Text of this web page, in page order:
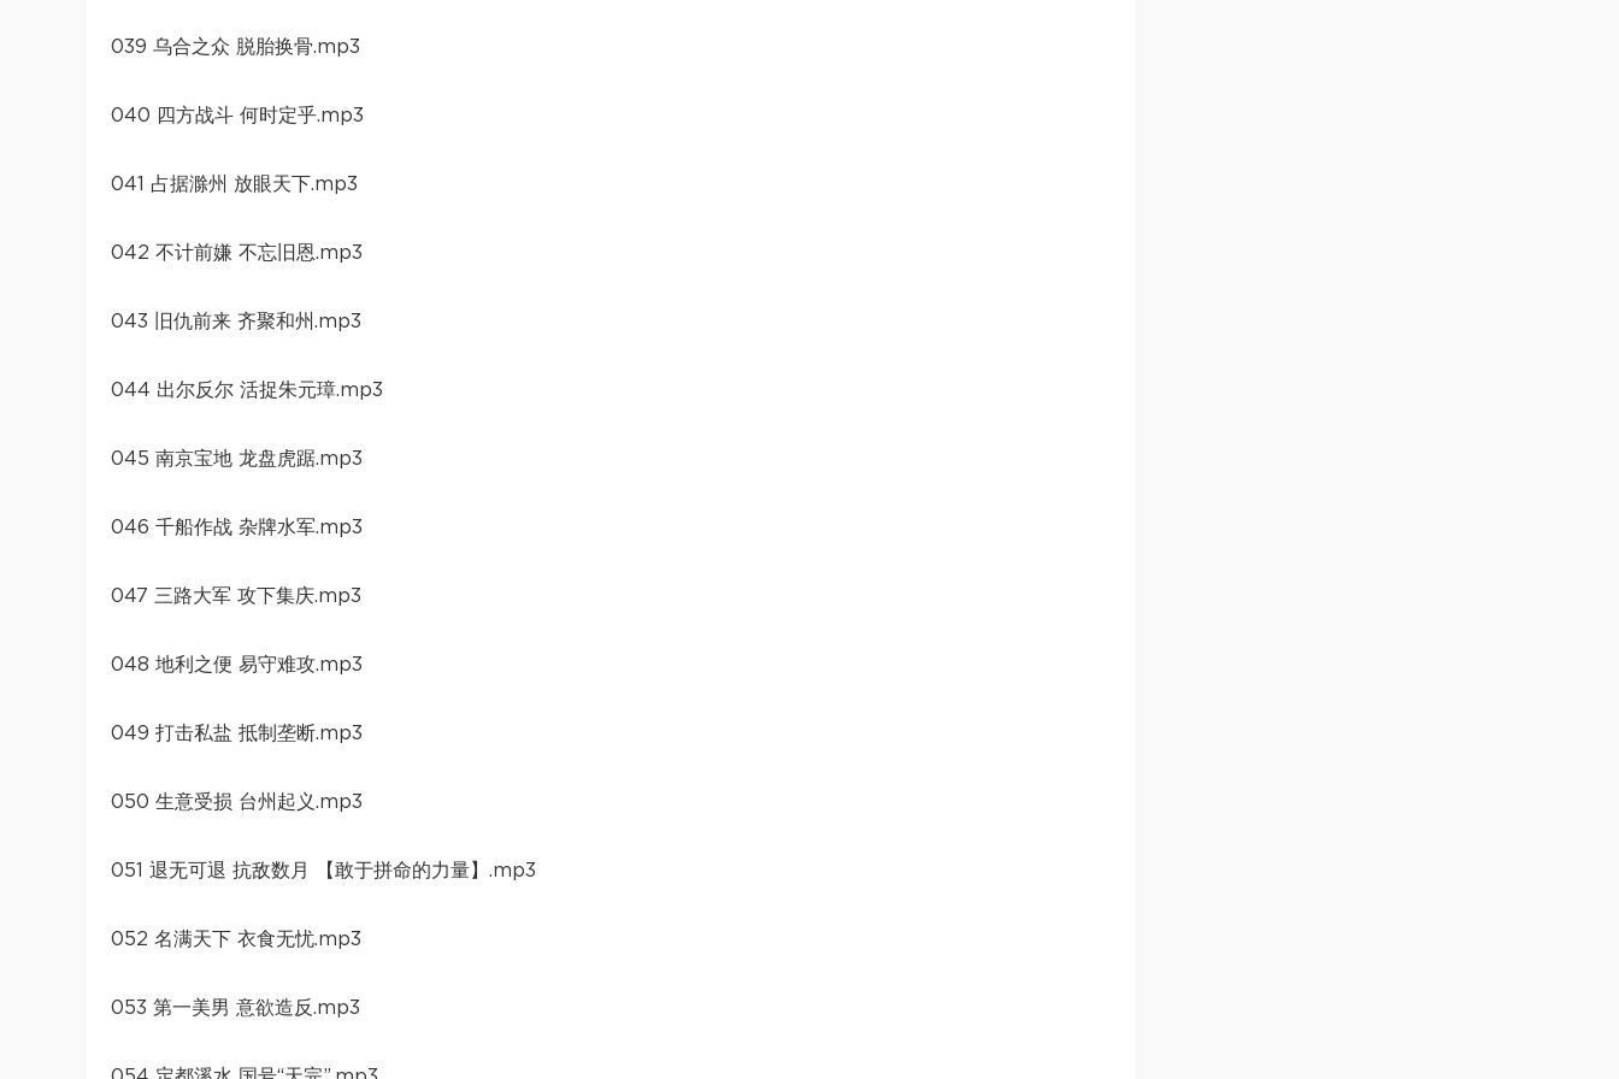
039 乌合之众 脱胎换骨.mp3
040 四方战斗 何时定乎.mp3
041 占据滁州 放眼天下.mp3
042 不计前嫌 不忘旧恩.mp3
043 旧仇前来 齐聚和州.mp3
044 出尔反尔 活捉朱元璋.mp3
045 南京宝地 龙盘虎踞.mp3
046 千船作战 杂牌水军.mp3
047 三路大军 攻下集庆.mp3
048 地利之便 易守难攻.mp3
049 打击私盐 抵制垄断.mp3
050 生意受损 台州起义.mp3
051 退无可退 抗敌数月 【敢于拼命的力量】.mp3
052 名满天下 衣食无忧.mp3
053 第一美男 意欲造反.mp3